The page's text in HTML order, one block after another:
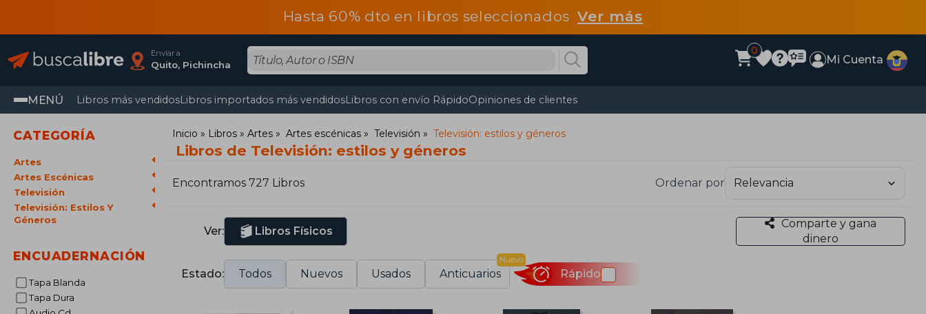
Hasta 60% dto en libros seleccionadosVer más
Enviar a
Quito, Pichincha
0
Mi Cuenta
MENÚ Libros más vendidosLibros importados más vendidosLibros con envío RápidoOpiniones de clientes
CATEGORÍA
Artes
Artes Escénicas
Televisión
Televisión: Estilos Y
Géneros
ENCUADERNACIÓN
Tapa Blanda
Tapa Dura
Inicio Libros Artes Artes escénicas Televisión Televisión: estilos y géneros
Libros de Televisión: estilos y géneros
Encontramos 727 Libros Ordenar por
Ver: Libros Físicos
Comparte y gana
dinero
Estado: Todos Nuevos Usados Anticuarios
Nuevo
Rápido